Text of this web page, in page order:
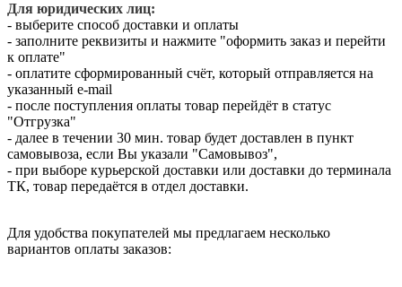
Для юридических лиц:
- выберите способ доставки и оплаты
- заполните реквизиты и нажмите "оформить заказ и перейти
к оплате"
- оплатите сформированный счёт, который отправляется на
указанный e-mail
- после поступления оплаты товар перейдёт в статус
"Отгрузка"
- далее в течении 30 мин. товар будет доставлен в пункт
самовывоза, если Вы указали "Самовывоз",
- при выборе курьерской доставки или доставки до терминала
ТК, товар передаётся в отдел доставки.
Для удобства покупателей мы предлагаем несколько
вариантов оплаты заказов: